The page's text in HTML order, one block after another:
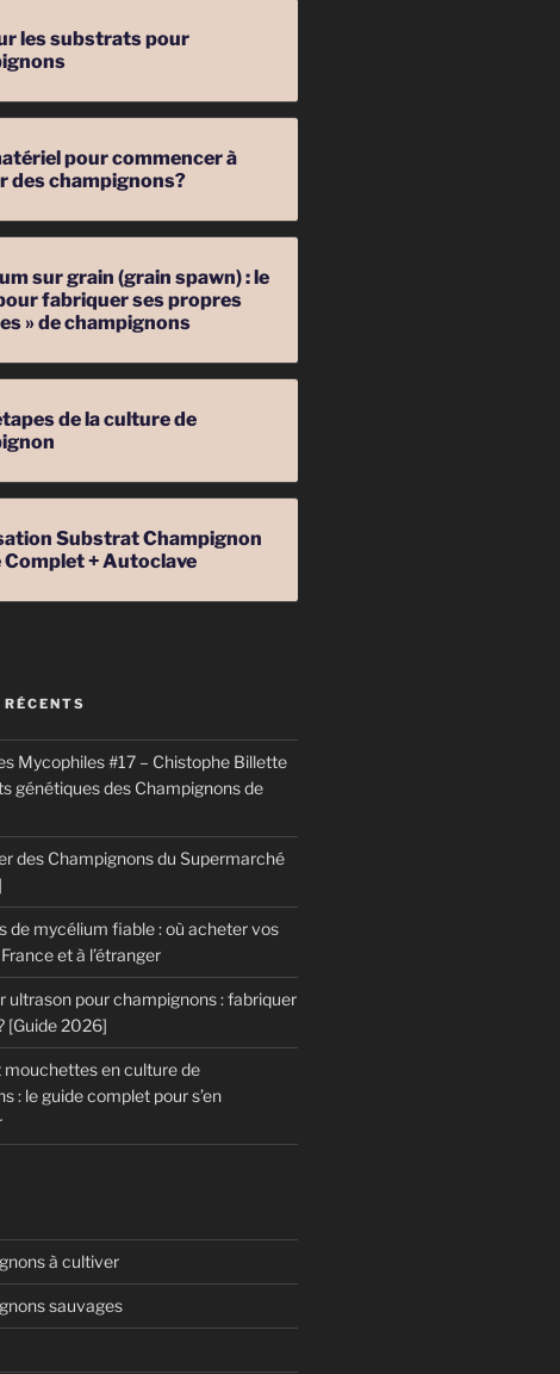
les substrats pour
pour commencer à
des champignons?
sur grain (grain spawn) : le
fabriquer ses propres
» de champignons
de la culture de
Substrat Champignon
Complet + Autoclave
Mycophiles #17 – Chistophe Billette
génétiques des Champignons de
des Champignons du Supermarché
de mycélium fiable : où acheter vos
et à l’étranger
ultrason pour champignons : fabriquer
[Guide 2026]
mouchettes en culture de
: le guide complet pour s’en
à cultiver
sauvages